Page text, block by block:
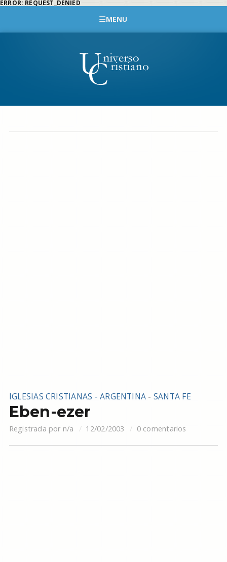
ERROR: REQUEST_DENIED
MENU
IGLESIAS CRISTIANAS - ARGENTINA - SANTA FE
Eben-ezer
Registrada por n/a 12/02/2003 0 comentarios